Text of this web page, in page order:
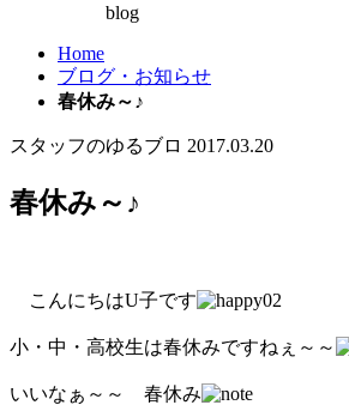
blog
Home
ブログ・お知らせ
春休み～♪
スタッフのゆるブロ 2017.03.20
春休み～♪
こんにちはU子です
小・中・高校生は春休みですねぇ～～
いいなぁ～～ 春休み